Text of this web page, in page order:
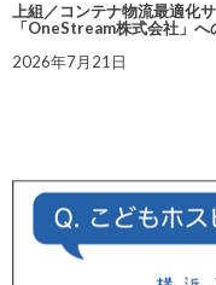
上組／コンテナ物流最適化
「OneStream株式会社」へ
2026年7月21日